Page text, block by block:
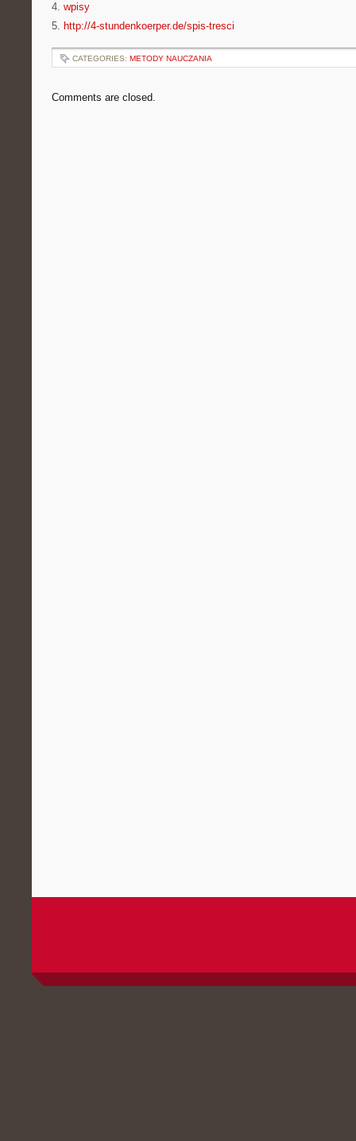
4. wpisy
5. http://4-stundenkoerper.de/spis-tresci
CATEGORIES: METODY NAUCZANIA
Comments are closed.